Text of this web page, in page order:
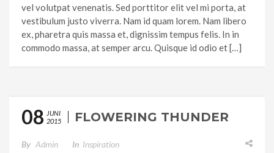
vel volutpat venenatis. Sed porttitor elit vel mi porta, at
vestibulum justo viverra. Nam id quam lorem. Nam libero
ex, pharetra quis massa et, dignissim tempus felis. In in
commodo massa, at semper arcu. Quisque id odio et […]
08 JUNI
2015
FLOWERING THUNDER
By Admin In Inspiration